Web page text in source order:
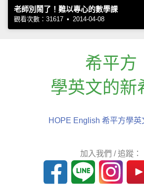
老師別鬧了！難以專心的數學課
觀看次數：31617 • 2014-04-08
希平方
學英文的新
HOPE English 希平方學英
加入我們 / 追蹤：